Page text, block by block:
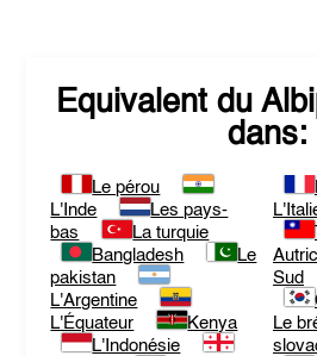
Equivalent du
dans:
Le pérou
L'Inde
Les pays-
bas
La turquie
Bangladesh
Le
pakistan
L'Argentine
L'Équateur
Kenya
L'Indonésie
Sud
Le